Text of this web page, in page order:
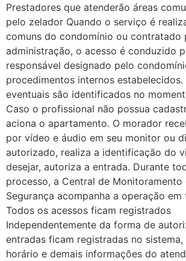
Prestadores que atenderão áreas
pelo zelador Quando o serviço é
comuns do condomínio ou contratado
administração, o acesso é conduzido
responsável designado pelo
procedimentos internos estabelecidos.
eventuais são identificados no
Caso o profissional não possua
aciona o apartamento. O morador
por vídeo e áudio em seu monitor ou
autorizado, realiza a identificação do
desejar, autoriza a entrada. Durante
processo, a Central de Monitoramento
Segurança acompanha a operação em
Todos os acessos ficam registrados
Independentemente da forma de
entradas ficam registradas no
horário e demais informações do